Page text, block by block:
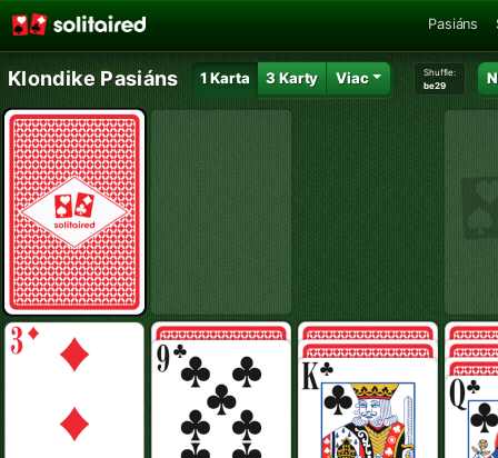
Pasiáns
Klondike Pasiáns 1 Karta 3 Karty Viac
Shuffle:
be29